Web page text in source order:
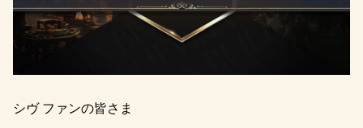
シヴ ファンの皆さま